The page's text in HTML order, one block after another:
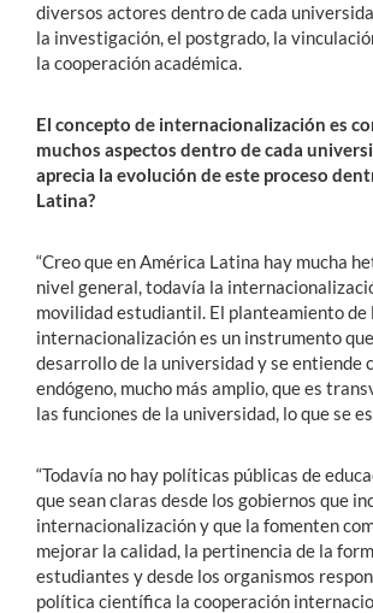
diversos actores dentro de cada
la investigación, el postgrado, la
la cooperación académica.
El concepto de internacionalización es
muchos aspectos dentro de cada
aprecia la evolución de este proceso
Latina?
“Creo que en América Latina hay mucha
nivel general, todavía la
movilidad estudiantil. El planteamiento de
internacionalización es un instrumento
desarrollo de la universidad y se entiende
endógeno, mucho más amplio, que es
las funciones de la universidad, lo que se
“Todavía no hay políticas públicas de
que sean claras desde los gobiernos que
internacionalización y que la fomenten
mejorar la calidad, la pertinencia de la
estudiantes y desde los organismos
política científica la cooperación